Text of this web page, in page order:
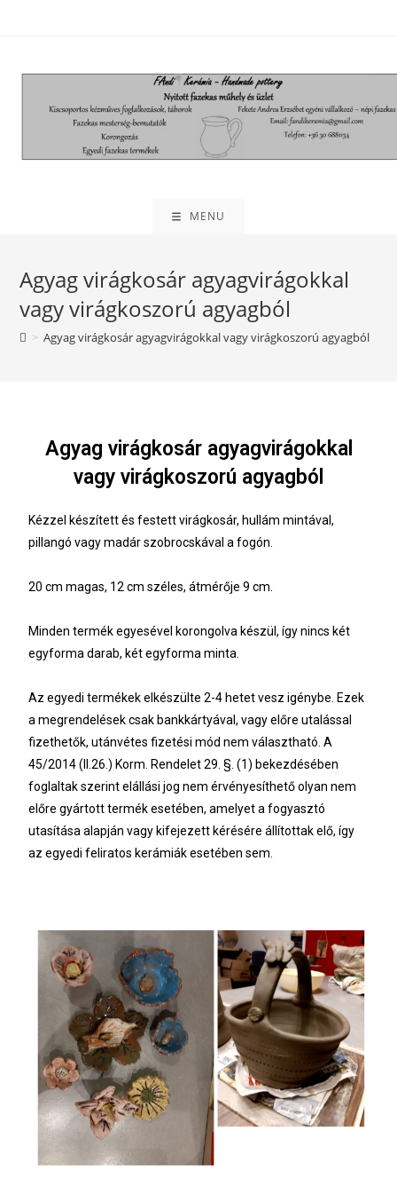
MENU
Agyag virágkosár agyagvirágokkal
vagy virágkoszorú agyagból
> Agyag virágkosár agyagvirágokkal vagy virágkoszorú agyagból
Agyag virágkosár agyagvirágokkal
vagy virágkoszorú agyagból
Kézzel készített és festett virágkosár, hullám mintával,
pillangó vagy madár szobrocskával a fogón.
20 cm magas, 12 cm széles, átmérője 9 cm.
Minden termék egyesével korongolva készül, így nincs két
egyforma darab, két egyforma minta.
Az egyedi termékek elkészülte 2-4 hetet vesz igénybe. Ezek
a megrendelések csak bankkártyával, vagy előre utalással
fizethetők, utánvétes fizetési mód nem választható. A
45/2014 (II.26.) Korm. Rendelet 29. §. (1) bekezdésében
foglaltak szerint elállási jog nem érvényesíthető olyan nem
előre gyártott termék esetében, amelyet a fogyasztó
utasítása alapján vagy kifejezett kérésére állítottak elő, így
az egyedi feliratos kerámiák esetében sem.